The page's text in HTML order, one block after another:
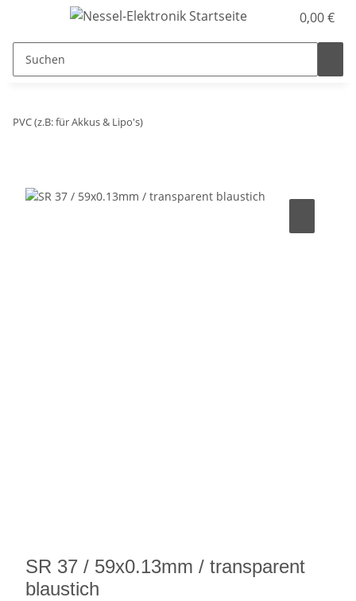
0,00 €
PVC (z.B: für Akkus & Lipo's)
SR 37 / 59x0.13mm / transparent
blaustich